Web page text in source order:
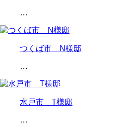
…
つくば市 N様邸
…
水戸市 T様邸
…